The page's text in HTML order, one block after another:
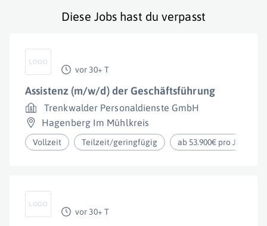
Diese Jobs hast du verpasst
vor 30+ T
Assistenz (m/w/d) der Geschäftsführung
Trenkwalder Personaldienste GmbH
Hagenberg Im Mühlkreis
Vollzeit Teilzeit/geringfügig ab 53.900€ pro Jahr
vor 30+ T